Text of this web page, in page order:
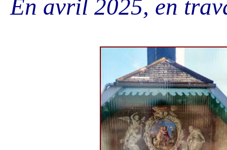
En avril 2025, en